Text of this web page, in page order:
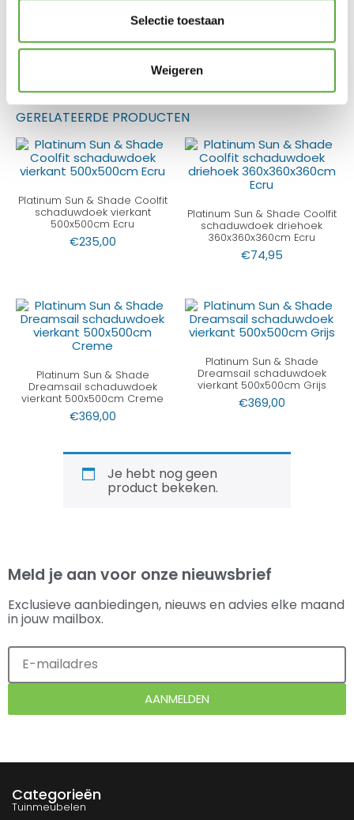
Selectie toestaan
Weigeren
€29,95
Gratis verzending vanaf €250,-*
Achteraf betalen mogelijk
Kopersbescherming met Trusted Shops
GERELATEERDE PRODUCTEN
Platinum Sun & Shade Coolfit
schaduwdoek vierkant
500x500cm Ecru
€235,00
Platinum Sun & Shade Coolfit
schaduwdoek driehoek
360x360x360cm Ecru
€74,95
Platinum Sun & Shade
Dreamsail schaduwdoek
vierkant 500x500cm Creme
€369,00
Platinum Sun & Shade
Dreamsail schaduwdoek
vierkant 500x500cm Grijs
€369,00
Je hebt nog geen
product bekeken.
Meld je aan voor onze nieuwsbrief
Exclusieve aanbiedingen, nieuws en advies elke maand
in jouw mailbox.
AANMELDEN
Categorieën
Tuinmeubelen